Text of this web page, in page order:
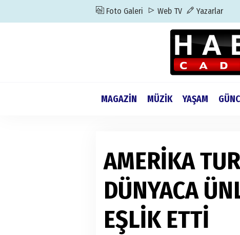
Foto Galeri Web TV Yazarlar
MAGAZİN MÜZİK YAŞAM
AMERİKA
DÜNYACA
EŞLİK ETTİ